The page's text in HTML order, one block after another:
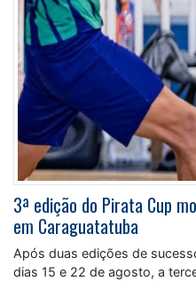
3ª edição do Pirata Cup
em Caraguatatuba
Após duas edições de
dias 15 e 22 de agosto, a